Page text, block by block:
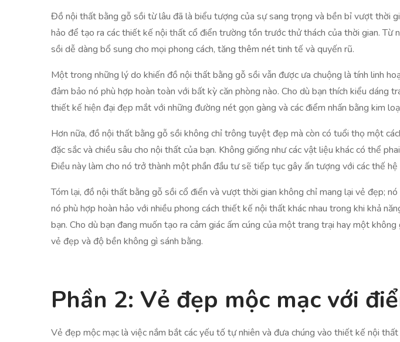
Đồ nội thất bằng gỗ sồi từ lâu đã là biểu tượng của sự sang trọng và bền bỉ vượt thời
hảo để tạo ra các thiết kế nội thất cổ điển trường tồn trước thử thách của thời gian.
sồi dễ dàng bổ sung cho mọi phong cách, tăng thêm nét tinh tế và quyến rũ.
Một trong những lý do khiến đồ nội thất bằng gỗ sồi vẫn được ưa chuộng là tính linh
đảm bảo nó phù hợp hoàn toàn với bất kỳ căn phòng nào. Cho dù bạn thích kiểu dáng
thiết kế hiện đại đẹp mắt với những đường nét gọn gàng và các điểm nhấn bằng kim
Hơn nữa, đồ nội thất bằng gỗ sồi không chỉ trông tuyệt đẹp mà còn có tuổi thọ một
đặc sắc và chiều sâu cho nội thất của bạn. Không giống như các vật liệu khác có thể
Điều này làm cho nó trở thành một phần đầu tư sẽ tiếp tục gây ấn tượng với các thế hệ
Tóm lại, đồ nội thất bằng gỗ sồi cổ điển và vượt thời gian không chỉ mang lại vẻ đẹp;
nó phù hợp hoàn hảo với nhiều phong cách thiết kế nội thất khác nhau trong khi khả
bạn. Cho dù bạn đang muốn tạo ra cảm giác ấm cúng của một trang trại hay một
vẻ đẹp và độ bền không gì sánh bằng.
Phần 2: Vẻ đẹp mộc mạc với
Vẻ đẹp mộc mạc là việc nắm bắt các yếu tố tự nhiên và đưa chúng vào thiết kế nội